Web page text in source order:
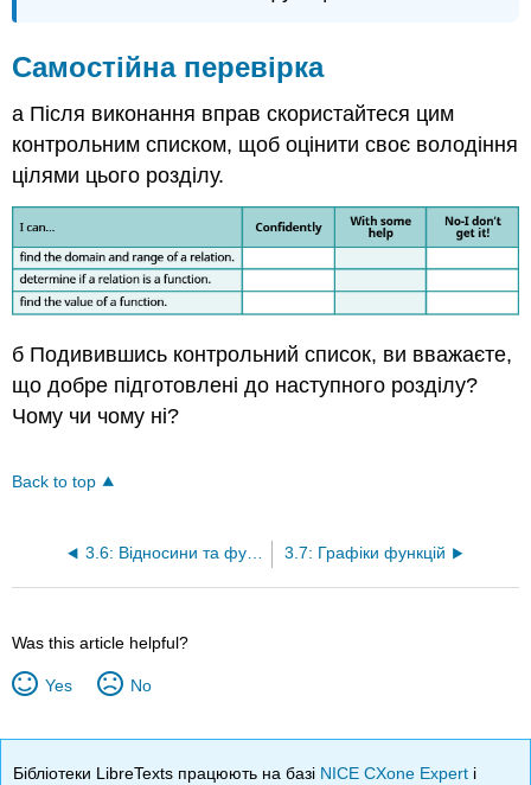
Самостійна перевірка
а Після виконання вправ скористайтеся цим
контрольним списком, щоб оцінити своє володіння
цілями цього розділу.
б Подивившись контрольний список, ви вважаєте,
що добре підготовлені до наступного розділу?
Чому чи чому ні?
Back to top
3.6: Відносини та функції 3.7: Графіки функцій
Was this article helpful?
Yes No
Бібліотеки LibreTexts працюють на базі NICE CXone Expert і